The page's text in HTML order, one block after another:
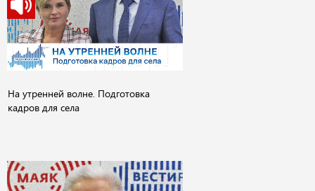
На утренней волне. Подготовка
кадров для села